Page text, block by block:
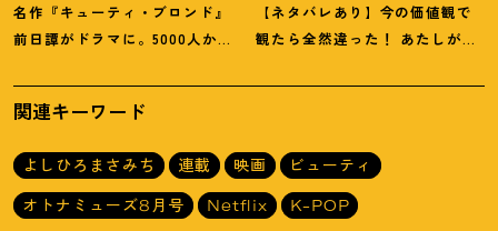
名作『キューティ・ブロンド』
前日譚がドラマに。5000人から
タビュー
【ネタバレあり】今の価値観で
観たら全然違った ！ あたしが救
ター版
関連キーワード
よしひろまさみち 連載 映画
ビューティ
オトナミューズ8月号
Netflix
K-POP